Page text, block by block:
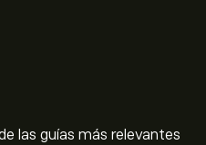
las guías más relevantes